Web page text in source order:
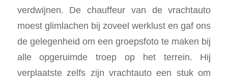
verdwijnen. De chauffeur van de vrachtauto
moest glimlachen bij zoveel werklust en gaf ons
de gelegenheid om een groepsfoto te maken bij
alle opgeruimde troep op het terrein. Hij
verplaatste zelfs zijn vrachtauto een stuk om